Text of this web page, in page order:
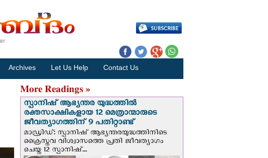
Archives Let Us Help Contact Us
More Readings »
സ്പാനിഷ് ആഭ്യന്തര യുദ്ധത്തില്‍
രക്തസാക്ഷികളായ 12 മെത്രാന്മാരുടെ
ജീവത്യാഗത്തിന് 9 പതിറ്റാണ്ട്
മാഡ്രിഡ്: സ്പാനിഷ് ആഭ്യന്തരയുദ്ധത്തിനിടെ
ക്രൈസ്തവ വിശ്വാസത്തെ പ്രതി ജീവത്യാഗം
ചെയ്ത 12 സ്പാനിഷ്...